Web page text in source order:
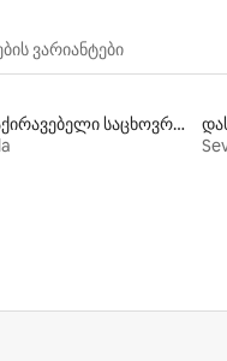
ვარიანტები
დასაქირავებელი საცხოვრებლები პლაჟზე გასასვლელით